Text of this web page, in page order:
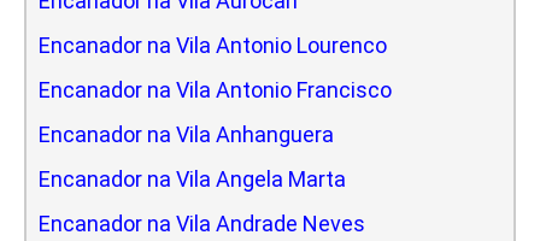
Encanador na Vila Antonio Lourenco
Encanador na Vila Antonio Francisco
Encanador na Vila Anhanguera
Encanador na Vila Angela Marta
Encanador na Vila Andrade Neves